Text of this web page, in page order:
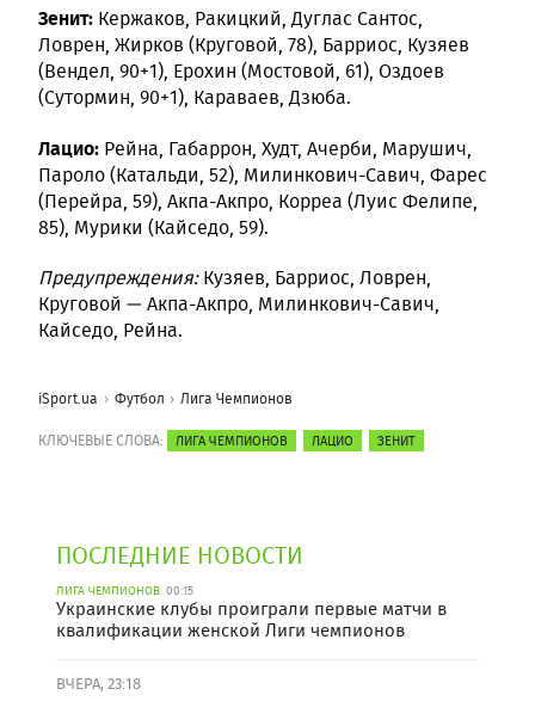
Зенит: Кержаков, Ракицкий, Дуглас Сантос,
Ловрен, Жирков (Круговой, 78), Барриос, Кузяев
(Вендел, 90+1), Ерохин (Мостовой, 61), Оздоев
(Сутормин, 90+1), Караваев, Дзюба.
Лацио: Рейна, Габаррон, Худт, Ачерби, Марушич,
Пароло (Катальди, 52), Милинкович-Савич, Фарес
(Перейра, 59), Акпа-Акпро, Корреа (Луис Фелипе,
85), Мурики (Кайседо, 59).
Предупреждения:Кузяев, Барриос, Ловрен,
Круговой — Акпа-Акпро, Милинкович-Савич,
Кайседо, Рейна.
iSport.ua Футбол Лига Чемпионов
КЛЮЧЕВЫЕ СЛОВА: ЛИГА ЧЕМПИОНОВ ЛАЦИО ЗЕНИТ
ПОСЛЕДНИЕ НОВОСТИ
ЛИГА ЧЕМПИОНОВ 00:15
Украинские клубы проиграли первые матчи в
квалификации женской Лиги чемпионов
ВЧЕРА, 23:18